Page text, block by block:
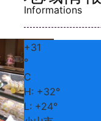
Informations
+31
°
C
H: +32°
L: +24°